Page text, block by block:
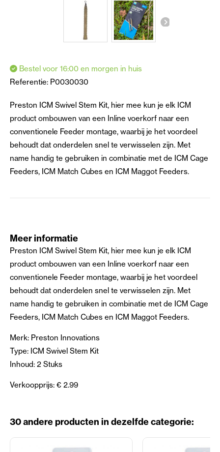
Bestel voor 16:00 en morgen in huis
Referentie: P0030030
Preston ICM Swivel Stem Kit, hier mee kun je elk ICM
product ombouwen van een Inline voerkorf naar een
conventionele Feeder montage, waarbij je het voordeel
behoudt dat onderdelen snel te verwisselen zijn. Met
name handig te gebruiken in combinatie met de ICM Cage
Feeders, ICM Match Cubes en ICM Maggot Feeders.
Meer informatie
Preston ICM Swivel Stem Kit, hier mee kun je elk ICM
product ombouwen van een Inline voerkorf naar een
conventionele Feeder montage, waarbij je het voordeel
behoudt dat onderdelen snel te verwisselen zijn. Met
name handig te gebruiken in combinatie met de ICM Cage
Feeders, ICM Match Cubes en ICM Maggot Feeders.
Merk: Preston Innovations
Type: ICM Swivel Stem Kit
Inhoud: 2 Stuks
Verkoopprijs: € 2.99
30 andere producten in dezelfde categorie: